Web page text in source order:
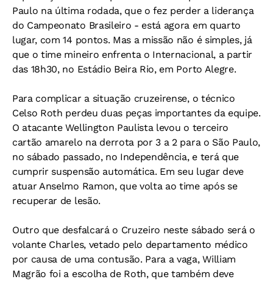
Paulo na última rodada, que o fez perder a liderança
do Campeonato Brasileiro - está agora em quarto
lugar, com 14 pontos. Mas a missão não é simples, já
que o time mineiro enfrenta o Internacional, a partir
das 18h30, no Estádio Beira Rio, em Porto Alegre.
Para complicar a situação cruzeirense, o técnico
Celso Roth perdeu duas peças importantes da equipe.
O atacante Wellington Paulista levou o terceiro
cartão amarelo na derrota por 3 a 2 para o São Paulo,
no sábado passado, no Independência, e terá que
cumprir suspensão automática. Em seu lugar deve
atuar Anselmo Ramon, que volta ao time após se
recuperar de lesão.
Outro que desfalcará o Cruzeiro neste sábado será o
volante Charles, vetado pelo departamento médico
por causa de uma contusão. Para a vaga, William
Magrão foi a escolha de Roth, que também deve